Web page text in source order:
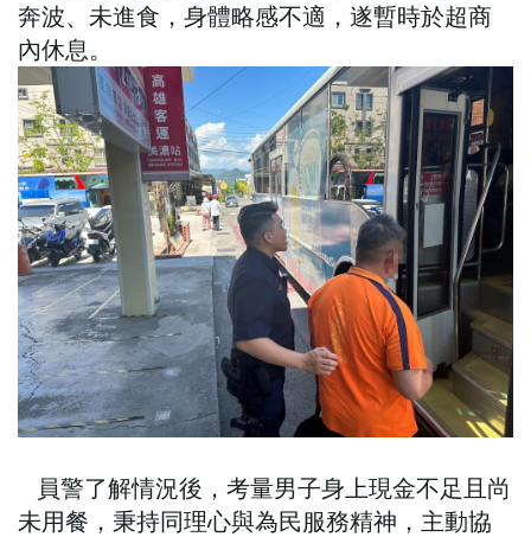
奔波、未進食，身體略感不適，遂暫時於超商
內休息。
員警了解情況後，考量男子身上現金不足且尚
未用餐，秉持同理心與為民服務精神，主動協